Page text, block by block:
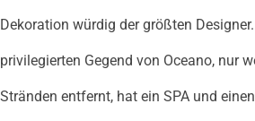
Dekoration würdig der größten
privilegierten Gegend von Oceano, nur
Stränden entfernt, hat ein SPA und